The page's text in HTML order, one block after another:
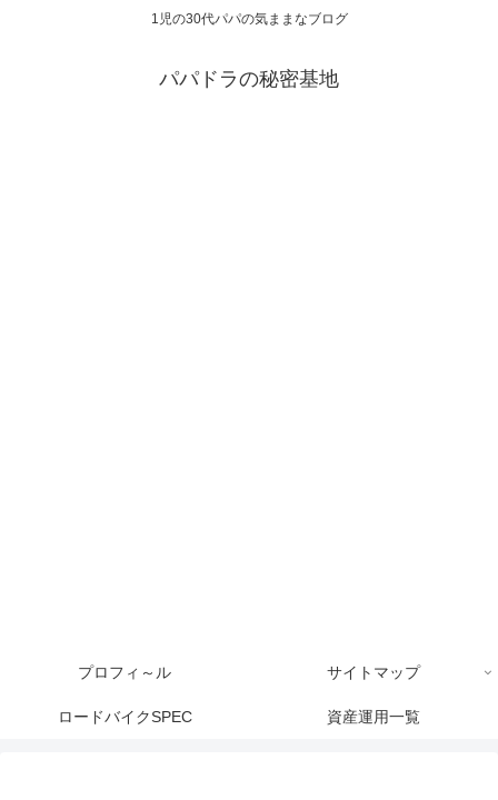
1児の30代パパの気ままなブログ
パパドラの秘密基地
プロフィ～ル サイトマップ
ロードバイクSPEC 資産運用一覧